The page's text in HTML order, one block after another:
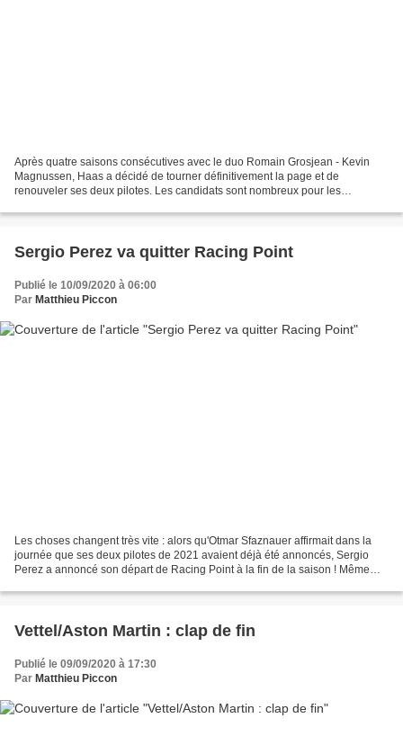
Après quatre saisons consécutives avec le duo Romain Grosjean - Kevin
Magnussen, Haas a décidé de tourner définitivement la page et de
renouveler ses deux pilotes. Les candidats sont nombreux pour les
Sergio Perez va quitter Racing Point
Publié le 10/09/2020 à 06:00
Par Matthieu Piccon
Les choses changent très vite : alors qu'Otmar Sfaznauer affirmait dans la
journée que ses deux pilotes de 2021 avaient déjà été annoncés, Sergio
Perez a annoncé son départ de Racing Point à la fin de la saison ! Même
Vettel/Aston Martin : clap de fin
Publié le 09/09/2020 à 17:30
Par Matthieu Piccon